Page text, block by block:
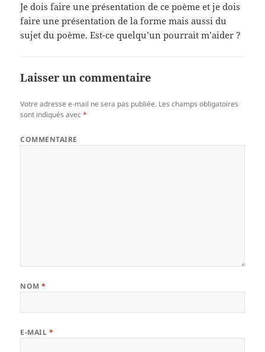
Je dois faire une présentation de ce poème et je dois
faire une présentation de la forme mais aussi du
sujet du poème. Est-ce quelqu’un pourrait m’aider ?
Laisser un commentaire
Votre adresse e-mail ne sera pas publiée. Les champs obligatoires
sont indiqués avec*
COMMENTAIRE
NOM*
E-MAIL *